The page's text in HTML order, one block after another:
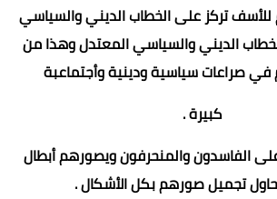
للأسف تركز على الخطاب الديني والسياسي
الديني والسياسي المعتدل وهذا من
صراعات سياسية ودينية وأجتماعبة
كبيرة .
الفاسدون والمنحرفون ويصورهم أبطال
تجميل صورهم بكل الأشكال .